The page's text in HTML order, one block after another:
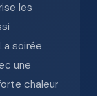
les
soirée
une
chaleur